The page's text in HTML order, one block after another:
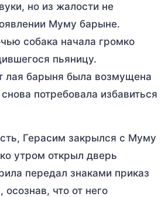
но из жалости не
Муму барыне.
собака начала громко
пьяницу.
лая барыня была возмущена
потребовала избавиться
Герасим закрылся с Муму
утром открыл дверь
передал знаками приказ
что от него